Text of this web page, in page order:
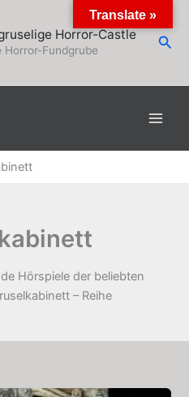
Horror-Castle
Horror-Fundgrube
Hörspiele der beliebten
– Reihe
Translate »